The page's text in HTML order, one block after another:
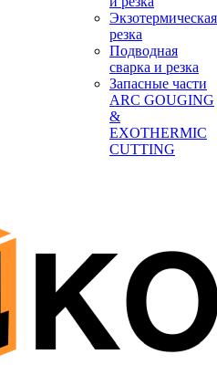
Экзотермическая
резка
Подводная
сварка и резка
Запасные части
ARC GOUGING
&
EXOTHERMIC
CUTTING